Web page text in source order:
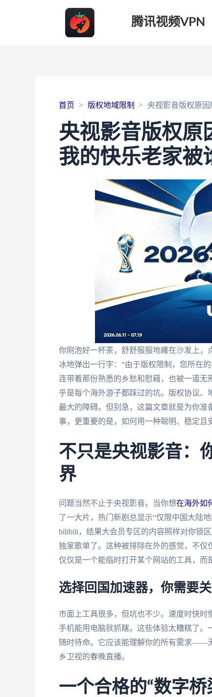
腾讯视频VPN
首页 版权地域限制 央视影音版权原因
央视影音版权原
我的快乐老家被
你刚泡好一杯茶，舒舒服服地瘫在沙发上，
冰地弹出一行字：“由于版权限制，您所在
连带着那份熟悉的乡愁和慰藉，也被一道
乎是每个海外游子都踩过的坑。版权协议、
最大的障碍。但别急，这篇文章就是为你准
事，更重要的是，如何用一种聪明、稳定且
不只是央视影音：
界
问题当然不止于央视影音。当你想在海外如
了一大片，热门新剧总显示“仅限中国大陆
bilibili，结果大会员专区的内容照样对你锁
独家歌单了。这种被排除在外的感觉，不仅
仅仅是一个能临时打开某个网站的工具，而
选择回国加速器，你需要关
市面上工具很多，但坑也不少。速度时快时
手机能用电脑就抓瞎。这些体验太糟糕了。
随时待命。它应该能理解你的所有需求——
乡卫视的春晚直播。
一个合格的“数字桥